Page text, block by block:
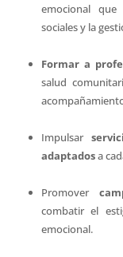
emocional que
sociales y la
Formar a
salud
Impulsar
adaptadosa
Promover
combatir el
emocional.